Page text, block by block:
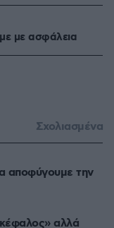
με ασφάλεια
Σχολιασμένα
αποφύγουμε την
αλλά